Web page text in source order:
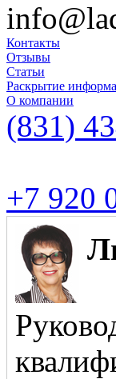
Контакты
Отзывы
Статьи
Раскрытие
О компании
(831)
+7 920